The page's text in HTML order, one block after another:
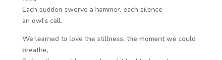
Each sudden swerve a hammer, each silence
an owl’s call.
We learned to love the stillness, the moment we could
breathe,